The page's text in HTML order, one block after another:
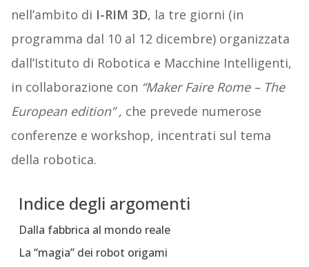
nell’ambito di I-RIM 3D, la tre giorni (in
programma dal 10 al 12 dicembre) organizzata
dall’Istituto di Robotica e Macchine Intelligenti,
in collaborazione con “Maker Faire Rome – The
European edition” , che prevede numerose
conferenze e workshop, incentrati sul tema
della robotica.
Indice degli argomenti
Dalla fabbrica al mondo reale
La “magia” dei robot origami